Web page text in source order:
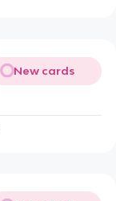
New cards